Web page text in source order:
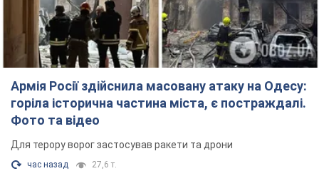
Армія Росії здійснила масовану атаку на Одесу:
горіла історична частина міста, є постраждалі.
Фото та відео
Для терору ворог застосував ракети та дрони
час назад 27,6 т.